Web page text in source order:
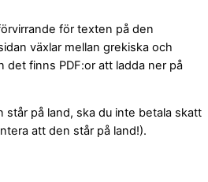
för texten på den
växlar mellan grekiska och
det finns PDF:or att ladda ner på
står på land, ska du inte betala skatt
att den står på land!).